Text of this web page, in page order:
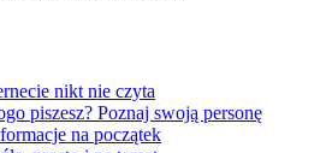
nikt nie czyta
piszesz? Poznaj swoją personę
na początek